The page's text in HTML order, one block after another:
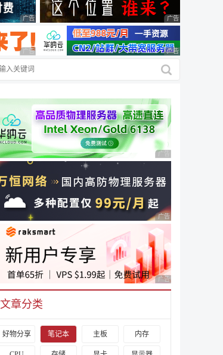
广告 商业广告，理性选择 广告 商业广告，理
广告 商业广告，理性选择 广告 商业广告，理
广告 商业广告，理性
广告 商业广告，理性
广告 商业广告，理性
文章分类
好物分享 笔记本 主板 内存